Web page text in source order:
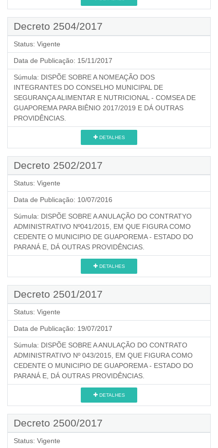
Decreto 2504/2017
Status: Vigente
Data de Publicação: 15/11/2017
Súmula: DISPÕE SOBRE A NOMEAÇÃO DOS
INTEGRANTES DO CONSELHO MUNICIPAL DE
SEGURANÇA ALIMENTAR E NUTRICIONAL - COMSEA DE
GUAPOREMA PARA BIÊNIO 2017/2019 E DÁ OUTRAS
PROVIDÊNCIAS.
DETALHES
Decreto 2502/2017
Status: Vigente
Data de Publicação: 10/07/2016
Súmula: DISPÕE SOBRE A ANULAÇÃO DO CONTRATYO
ADMINISTRATIVO Nº041/2015, EM QUE FIGURA COMO
CEDENTE O MUNICIPIO DE GUAPOREMA - ESTADO DO
PARANÁ E, DÁ OUTRAS PROVIDÊNCIAS.
DETALHES
Decreto 2501/2017
Status: Vigente
Data de Publicação: 19/07/2017
Súmula: DISPÕE SOBRE A ANULAÇÃO DO CONTRATO
ADMINISTRATIVO Nº 043/2015, EM QUE FIGURA COMO
CEDENTE O MUNICIPIO DE GUAPOREMA - ESTADO DO
PARANÁ E, DÁ OUTRAS PROVIDÊNCIAS.
DETALHES
Decreto 2500/2017
Status: Vigente